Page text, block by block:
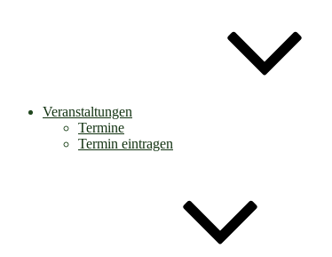
Veranstaltungen
Termine
Termin eintragen